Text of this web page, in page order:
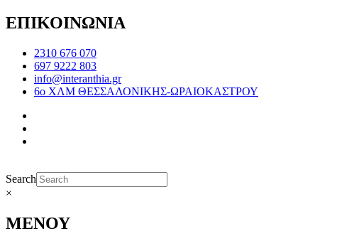
ΕΠΙΚΟΙΝΩΝΙΑ
2310 676 070
697 9222 803
info@interanthia.gr
6ο ΧΛΜ ΘΕΣΣΑΛΟΝΙΚΗΣ-ΩΡΑΙΟΚΑΣΤΡΟΥ
Search
×
ΜΕΝΟΥ